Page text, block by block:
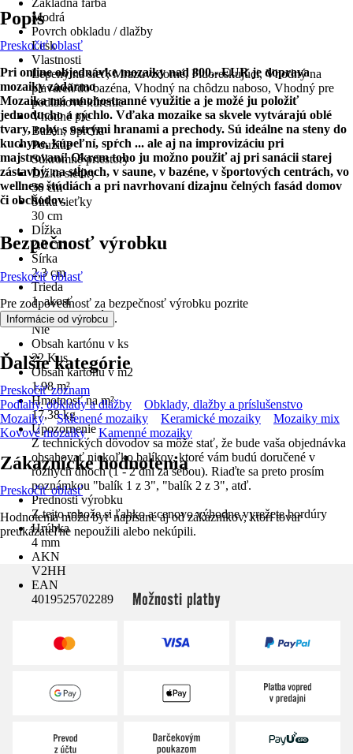
Základná farba
Modrá
Povrch obkladu / dlažby
Lesk
Vlastnosti
Lepený na sieť, Mrazuvzdorné, Fluoreskujúci, Vhodný na
plaváreň/do bazéna, Vhodný na chôdzu naboso, Vhodný pre
podlahové kúrenie
Vhodné pre
Bazén, Sprcha
Použitie
Súkromné priestory
Dĺžka sieťky
30 cm
Šírka sieťky
30 cm
Dĺžka
2,3 cm
Šírka
2,3 cm
Trieda
1. akosť
Mrazuvzdorné
Nie
Obsah kartónu v ks
22 Kus
Obsah kartónu v m2
1,98 m²
Hmotnosť na m²
17,38 kg
Upozornenie
Z technických dôvodov sa môže stať, že bude vaša objednávka
obsahovať niekoľko balíkov, ktoré vám budú doručené v
rôznych dňoch (1 - 2 dni za sebou). Riaďte sa preto prosím
poznámkou "balík 1 z 3", "balík 2 z 3", atď.
Prednosti výrobku
Z tejto rohože si ľahko a cenovo výhodne vyrežete bordúry
Hrúbka
4 mm
AKN
V2HH
EAN
4019525702289
Popis
Preskočiť oblasť
Pri online objednávke mozaiky nad 800,- EUR je doprava
mozaiky zadarmo
Mozaika má mnohostranné využitie a je možé ju položiť
jednoducho a rýchlo. Vďaka mozaike sa skvele vytvárajú oblé
tvary, rohy s ostrými hranami a prechody. Sú ideálne na steny do
kuchyne, kúpeľní, spŕch ... ale aj na improvizáciu pri
majstrovaní! Okrem toho ju možno použiť aj pri sanácii starej
zástavby, na stĺpoch, v saune, v bazéne, v športových centrách, vo
wellness štúdiách a pri navrhovaní dizajnu čelných fasád domov
či obchodov.
Bezpečnosť výrobku
Preskočiť oblasť
Pre zodpovednosť za bezpečnosť výrobku pozrite
Informácie od výrobcu .
Ďalšie kategórie
Preskočiť zoznam
Podlahy, obklady a dlažby
Obklady, dlažby a príslušenstvo
Mozaiky
Sklenené mozaiky Keramické mozaiky
Mozaiky mix
Kovové mozaiky
Kamenné mozaiky
Zákaznícke hodnotenia
Preskočiť oblasť
Hodnotenia môžu byť napísané aj od zákazníkov, ktorí tovar
preukázateľne nepoužili alebo nekúpili.
Možnosti platby